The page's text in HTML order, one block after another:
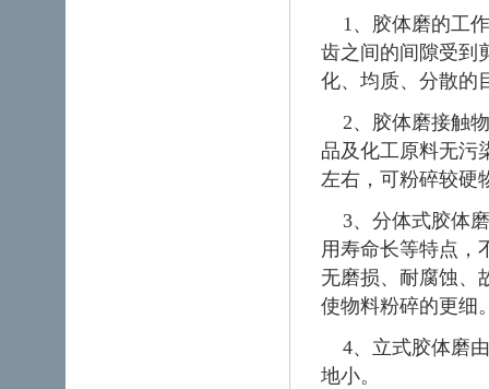
1、胶体磨的工
齿之间的间隙受到
化、均质、分散的
2、胶体磨接触
品及化工原料无污
左右，可粉碎较硬
3、分体式胶体
用寿命长等特点，
无磨损、耐腐蚀、
使物料粉碎的更细
4、立式胶体磨
地小。